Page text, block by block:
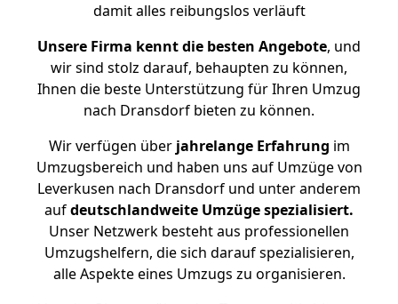
damit alles reibungslos verläuft
Unsere Firma kennt die besten Angebote, und
wir sind stolz darauf, behaupten zu können,
Ihnen die beste Unterstützung für Ihren Umzug
nach Dransdorf bieten zu können.
Wir verfügen überjahrelange Erfahrung im
Umzugsbereich und haben uns auf Umzüge von
Leverkusen nach Dransdorf und unter anderem
aufdeutschlandweite Umzüge spezialisiert.
Unser Netzwerk besteht aus professionellen
Umzugshelfern, die sich darauf spezialisieren,
alle Aspekte eines Umzugs zu organisieren.